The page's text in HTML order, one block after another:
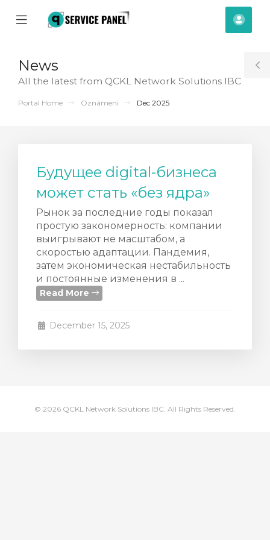
Mobile
Účet
News
All the latest from QCKL Network Solutions IBC
Portal Home Oznámení Dec 2025
Будущее digital-бизнеса
может стать «без ядра»
Рынок за последние годы показал
простую закономерность: компании
выигрывают не масштабом, а
скоростью адаптации. Пандемия,
затем экономическая нестабильность
и постоянные изменения в ...
Read More
December 15, 2025
© 2026 QCKL Network Solutions IBC. All Rights Reserved.